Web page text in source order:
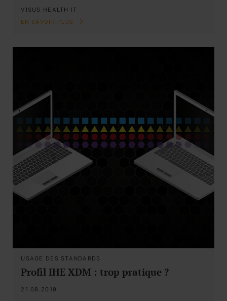
VISUS HEALTH IT
EN SAVOIR PLUS
USAGE DES STANDARDS
Profil IHE XDM : trop pratique ?
21.08.2019